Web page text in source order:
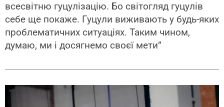
всесвітню гуцулізацію. Бо світогляд гуцулів
себе ще покаже. Гуцули виживають у будь-яких
проблематичних ситуаціях. Таким чином,
думаю, ми і досягнемо своєї мети”